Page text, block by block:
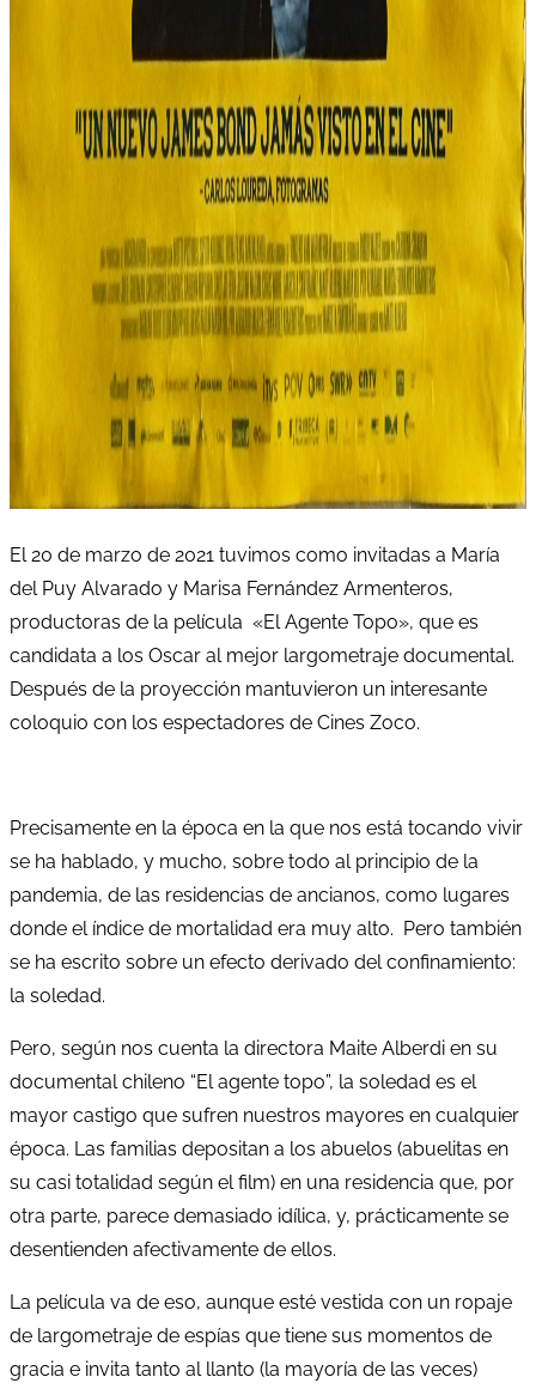
El 20 de marzo de 2021 tuvimos como invitadas a María
del Puy Alvarado y Marisa Fernández Armenteros,
productoras de la película «El Agente Topo», que es
candidata a los Oscar al mejor largometraje documental.
Después de la proyección mantuvieron un interesante
coloquio con los espectadores de Cines Zoco.
Precisamente en la época en la que nos está tocando vivir
se ha hablado, y mucho, sobre todo al principio de la
pandemia, de las residencias de ancianos, como lugares
donde el índice de mortalidad era muy alto. Pero también
se ha escrito sobre un efecto derivado del confinamiento:
la soledad.
Pero, según nos cuenta la directora Maite Alberdi en su
documental chileno “El agente topo”, la soledad es el
mayor castigo que sufren nuestros mayores en cualquier
época. Las familias depositan a los abuelos (abuelitas en
su casi totalidad según el film) en una residencia que, por
otra parte, parece demasiado idílica, y, prácticamente se
desentienden afectivamente de ellos.
La película va de eso, aunque esté vestida con un ropaje
de largometraje de espías que tiene sus momentos de
gracia e invita tanto al llanto (la mayoría de las veces)